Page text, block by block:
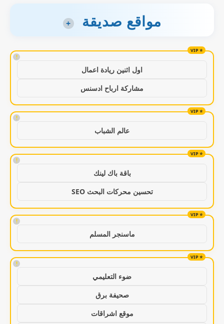
مواقع صديقة +
!
اول اثنين ريادة اعمال
مشاركة ارباح ادسنس
!
عالم الشباب
!
باقة باك لينك
تحسين محركات البحث SEO
!
ماسنجر المسلم
!
ضوء التعليمي
صحيفة برق
موقع اشراقات